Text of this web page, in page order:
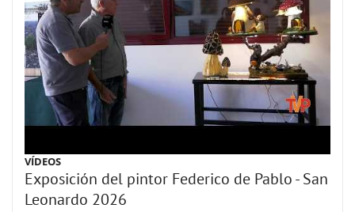
VÍDEOS
Exposición del pintor Federico de Pablo - San
Leonardo 2026